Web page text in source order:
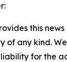
this
of any kind.
for the